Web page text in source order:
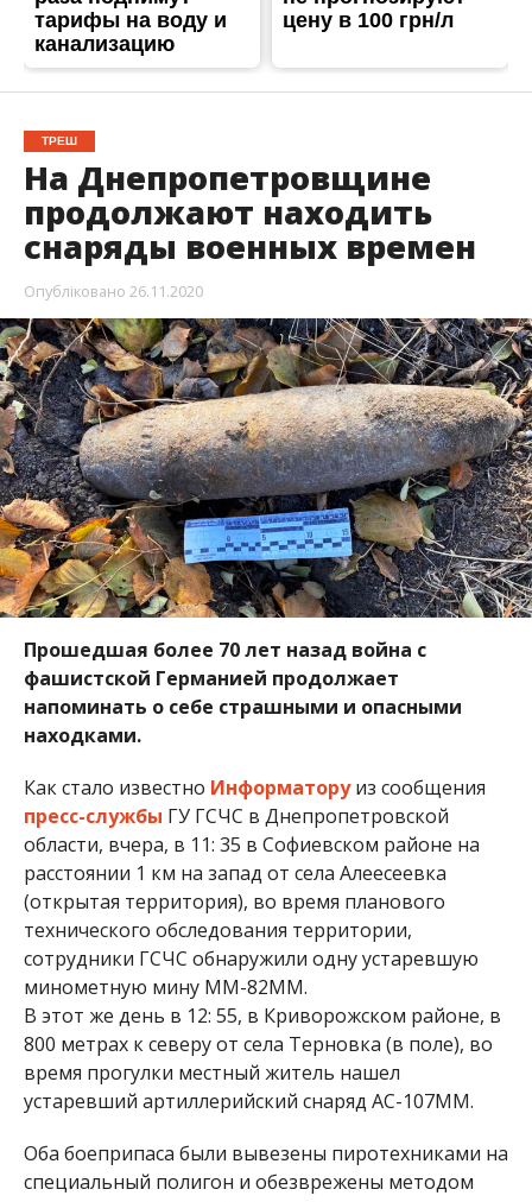
ТРЕШ
На Днепропетровщине
продолжают находить
снаряды военных времен
Опубліковано 26.11.2020
Прошедшая более 70 лет назад война с
фашистской Германией продолжает
напоминать о себе страшными и опасными
находками.
Как стало известно Информаторуиз сообщения
пресс-службы ГУ ГСЧС в Днепропетровской
области, вчера, в 11: 35 в Софиевском районе на
расстоянии 1 км на запад от села Алеесеевка
(открытая территория), во время планового
технического обследования территории,
сотрудники ГСЧС обнаружили одну устаревшую
минометную мину ММ-82ММ.
В этот же день в 12: 55, в Криворожском районе, в
800 метрах к северу от села Терновка (в поле), во
время прогулки местный житель нашел
устаревший артиллерийский снаряд АС-107ММ.
Оба боеприпаса были вывезены пиротехниками на
специальный полигон и обезврежены методом